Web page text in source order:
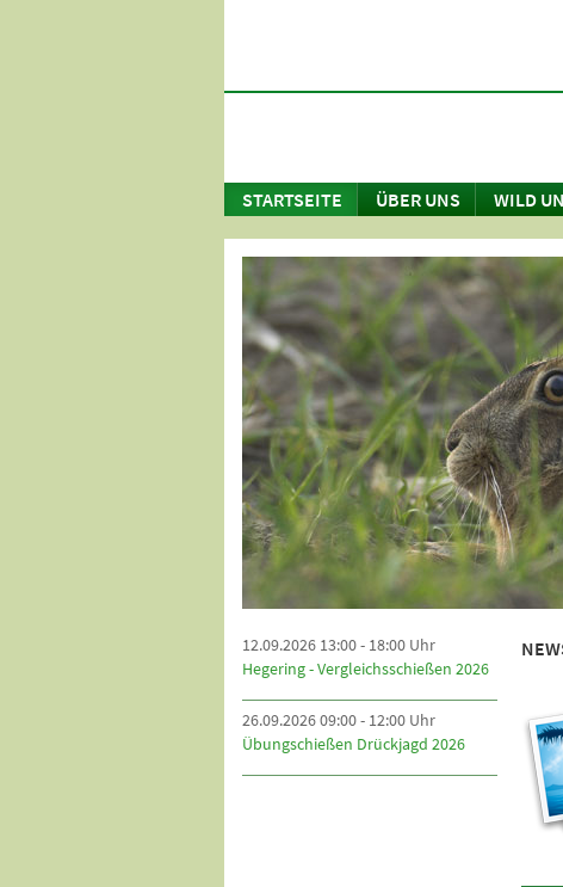
STARTSEITE ÜBER UNS WILD
12.09.2026 13:00 - 18:00 Uhr
Hegering - Vergleichsschießen 2026
26.09.2026 09:00 - 12:00 Uhr
Übungschießen Drückjagd 2026